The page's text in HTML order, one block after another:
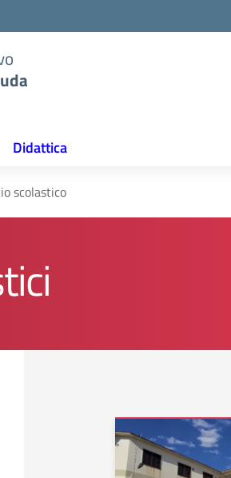
Didattica
scolastico